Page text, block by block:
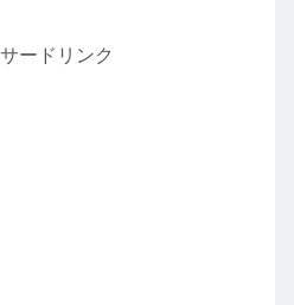
ードリンク